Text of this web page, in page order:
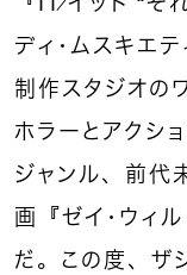
ディ・ムスキエ
制作スタジオの
ホラーとアクシ
ジャンル、前代
画『ゼイ・ウィ
だ。この度、ザ